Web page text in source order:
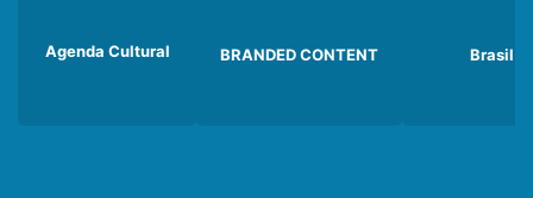
Agenda Cultural BRANDED CONTENT Brasil